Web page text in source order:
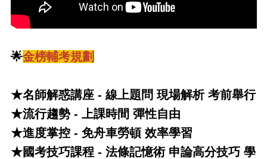
🌟金榜輔考規劃
★名師解惑講座 - 線上題問 現場解析 考前舉行
★流行趨勢 - 上課時間 彈性自由
★進度掌控 - 免舟車勞頓 效率學習
★國考技巧課程 - 法條記憶術 申論高分技巧 學